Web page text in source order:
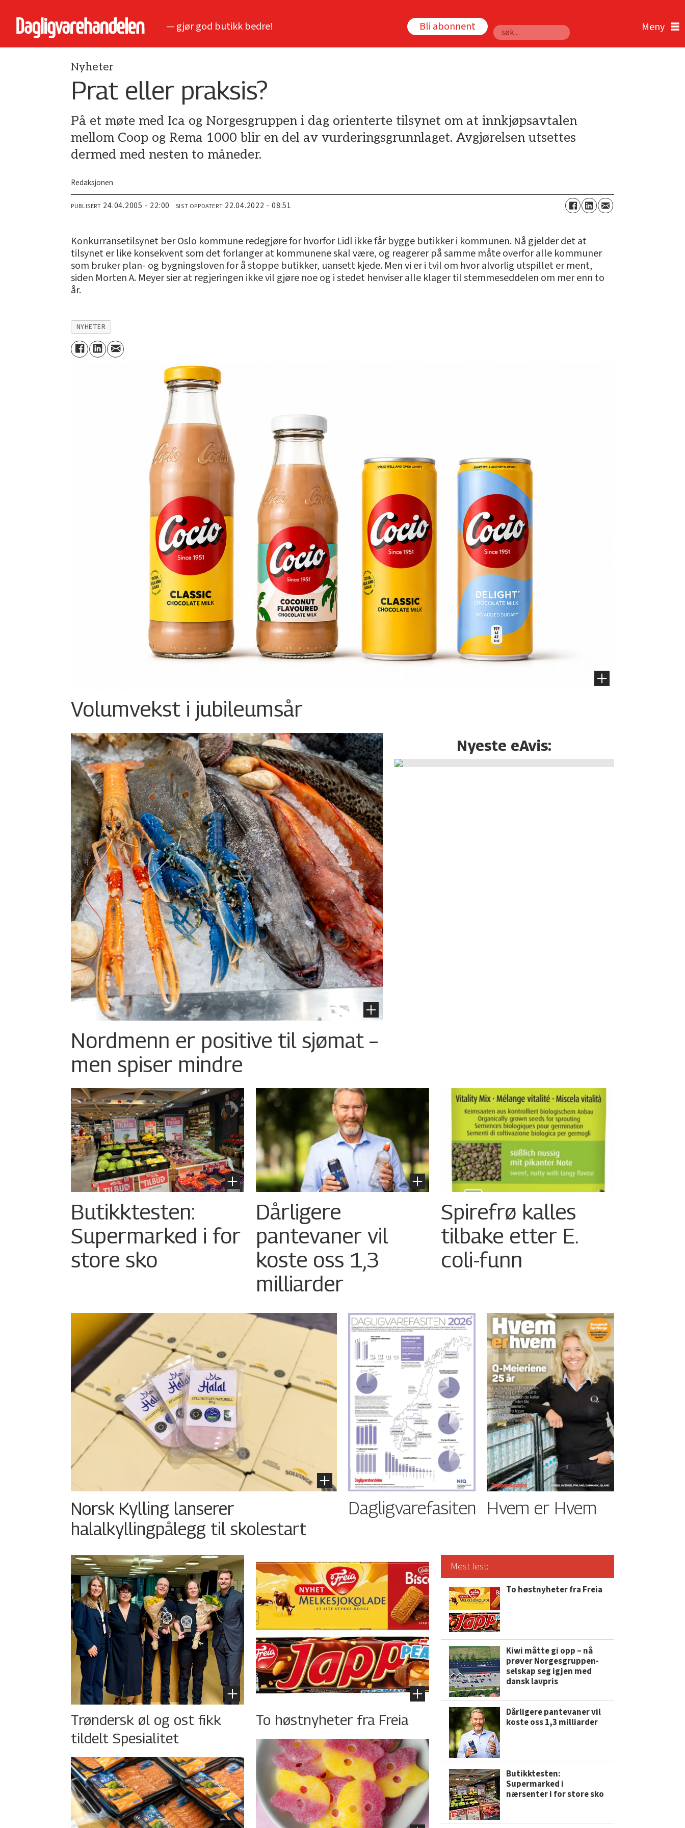
— gjør god butikk bedre! Bli abonnent
Søk
Nyheter
Prat eller praksis?
På et møte med Ica og Norgesgruppen i dag orienterte tilsynet om at innkjøpsavtalen
mellom Coop og Rema 1000 blir en del av vurderingsgrunnlaget. Avgjørelsen utsettes
dermed med nesten to måneder.
Redaksjonen
PUBLISERT 24.04.2005 - 22:00 SIST OPPDATERT 22.04.2022 - 08:51
Konkurransetilsynet ber Oslo kommune redegjøre for hvorfor Lidl ikke får bygge butikker i kommunen. Nå gjelder det at
tilsynet er like konsekvent som det forlanger at kommunene skal være, og reagerer på samme måte overfor alle kommuner
som bruker plan- og bygningsloven for å stoppe butikker, uansett kjede. Men vi er i tvil om hvor alvorlig utspillet er ment,
siden Morten A. Meyer sier at regjeringen ikke vil gjøre noe og i stedet henviser alle klager til stemmeseddelen om mer enn to
år.
NYHETER
Volumvekst i jubileumsår
Nordmenn er positive til sjømat –
men spiser mindre
Nyeste eAvis:
Butikktesten:
Supermarked i for
store sko
Dårligere
pantevaner vil
koste oss 1,3
milliarder
Spirefrø kalles
tilbake etter E.
coli-funn
Norsk Kylling lanserer
halalkyllingpålegg til skolestart
Dagligvarefasiten Hvem er Hvem
Trøndersk øl og ost fikk
tildelt Spesialitet
To høstnyheter fra Freia
Mest lest:
To høstnyheter fra Freia
Kiwi måtte gi opp – nå
prøver Norgesgruppen-
selskap seg igjen med
dansk lavpris
Dårligere pantevaner vil
koste oss 1,3 milliarder
Butikktesten:
Supermarked i
nærsenter i for store sko